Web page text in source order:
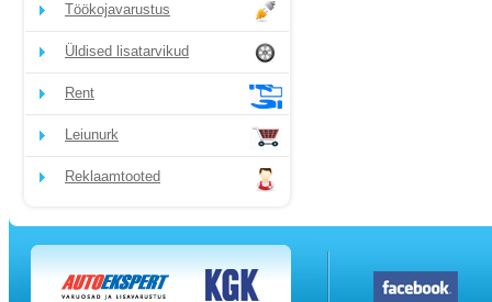
Töökojavarustus
Üldised lisatarvikud
Rent
Leiunurk
Reklaamtooted